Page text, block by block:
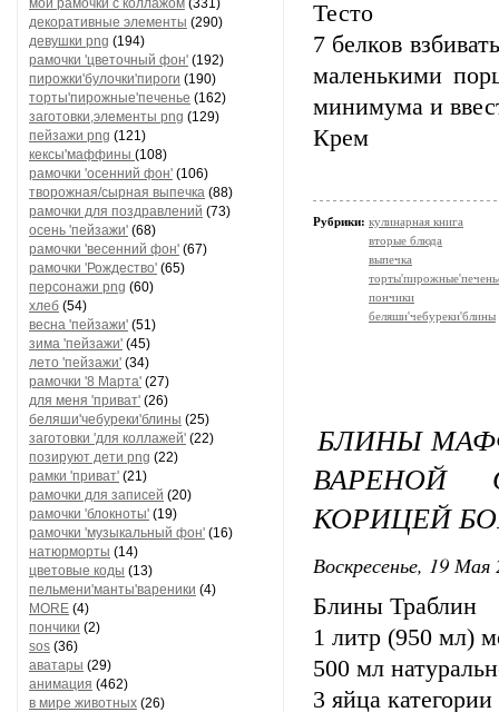
мои рамочки с коллажом (331)
декоративные элементы (290)
девушки png (194)
рамочки 'цветочный фон' (192)
пирожки'булочки'пироги (190)
торты'пирожные'печенье (162)
заготовки,элементы png (129)
пейзажи png (121)
кексы'маффины (108)
рамочки 'осенний фон' (106)
творожная/сырная выпечка (88)
рамочки для поздравлений (73)
осень 'пейзажи' (68)
рамочки 'весенний фон' (67)
рамочки 'Рождество' (65)
персонажи png (60)
хлеб (54)
весна 'пейзажи' (51)
зима 'пейзажи' (45)
лето 'пейзажи' (34)
рамочки '8 Марта' (27)
для меня 'приват' (26)
беляши'чебуреки'блины (25)
заготовки 'для коллажей' (22)
позируют дети png (22)
рамки 'приват' (21)
рамочки для записей (20)
рамочки 'блокноты' (19)
рамочки 'музыкальный фон' (16)
натюрморты (14)
цветовые коды (13)
пельмени'манты'вареники (4)
MORE (4)
пончики (2)
sos (36)
аватары (29)
анимация (462)
в мире животных (26)
Тесто
7 белков
маленькими
минимума и
Крем
Рубрики: кулинарная книга
вторые блюда
выпечка
пончики
беляши'чебуреки'блины
БЛИНЫ
ВАРЕНОЙ
КОРИЦЕЙ
Воскресенье, 19
Блины Траблин
1 литр (950 мл)
500 мл
3 яйца